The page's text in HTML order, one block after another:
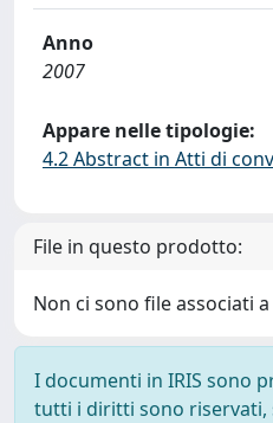
Anno
2007
Appare nelle tipologie:
4.2 Abstract in Atti di
File in questo prodotto:
Non ci sono file associati
I documenti in IRIS sono
tutti i diritti sono riservati,